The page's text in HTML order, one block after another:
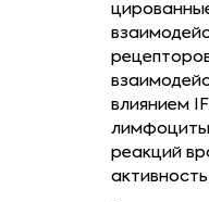
влиянием
реакций